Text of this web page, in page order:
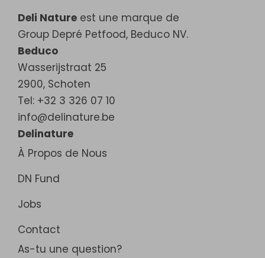
Deli Nature est une marque de
Group Depré Petfood, Beduco NV.
Beduco
Wasserijstraat 25
2900, Schoten
Tel: +32 3 326 07 10
info@delinature.be
Delinature
À Propos de Nous
DN Fund
Jobs
Contact
As-tu une question?